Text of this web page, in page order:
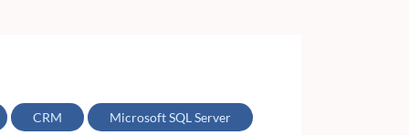
CRM Microsoft SQL Server